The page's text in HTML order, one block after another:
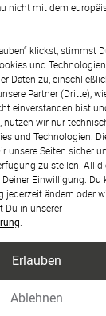
nicht mit dem
klickst, stimmst
und
Daten zu,
Partner (Dritte),
einverstanden bist
nutzen wir nur
und Technologien.
unsere Seiten sicher
zu stellen. All
Einwilligung. Du
jederzeit ändern oder
Du in unserer
Ablehnen
Erlauben
den Moment.